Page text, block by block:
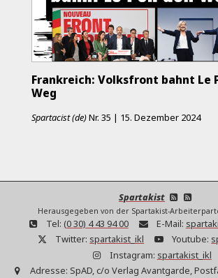
Frankreich: Volksfront bahnt Le
Weg
Spartacist (de)Nr. 35 | 15. Dezember 2024
Spartakist
Herausgegeben von der Spartakist-
Tel: (0 30) 4 43 94 00 E-Mail:
Twitter: spartakist_ikl Youtube:
Instagram: spartakist_ikl
Adresse: SpAD, c/o Verlag Avantgarde,